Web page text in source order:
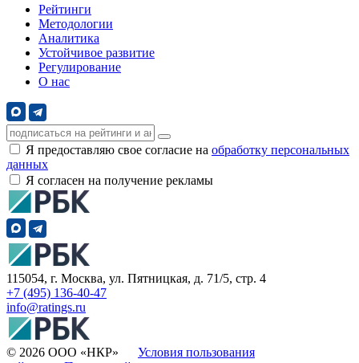
Рейтинги
Методологии
Аналитика
Устойчивое развитие
Регулирование
О нас
Я предоставляю свое согласие на обработку персональных
данных
Я согласен на получение рекламы
115054, г. Москва, ул. Пятницкая, д. 71/5, стр. 4
+7 (495) 136-40-47
info@ratings.ru
© 2026 ООО «НКР» Условия пользования